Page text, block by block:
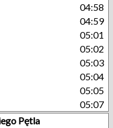
04:58
04:59
05:01
05:02
05:03
05:04
05:05
05:07
Pętla